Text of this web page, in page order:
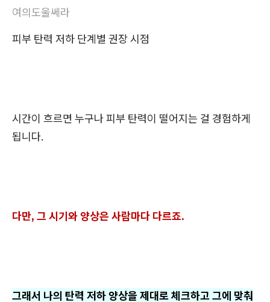
여의도울쎄라
피부 탄력 저하 단계별 권장 시점
시간이 흐르면 누구나 피부 탄력이 떨어지는 걸 경험하게
됩니다.
다만, 그 시기와 양상은 사람마다 다르죠.
그래서 나의 탄력 저하 양상을 제대로 체크하고 그에 맞춰